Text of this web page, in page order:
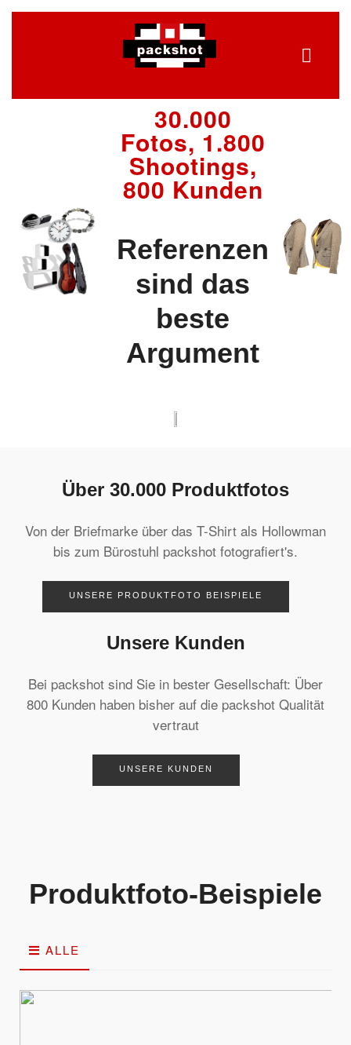
30.000
Fotos, 1.800
Shootings,
800 Kunden
Referenzen
sind das
beste
Argument
Über 30.000 Produktfotos
Von der Briefmarke über das T-Shirt als Hollowman
bis zum Bürostuhl packshot fotografiert's.
UNSERE PRODUKTFOTO BEISPIELE
Unsere Kunden
Bei packshot sind Sie in bester Gesellschaft: Über
800 Kunden haben bisher auf die packshot Qualität
vertraut
UNSERE KUNDEN
Produktfoto-Beispiele
ALLE